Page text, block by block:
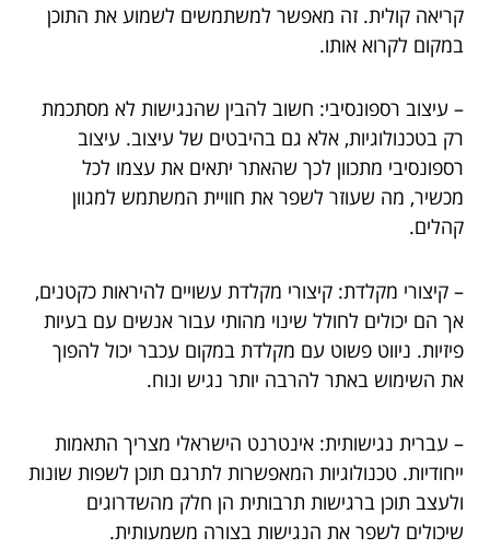
קריאה קולית. זה מאפשר למשתמשים לשמוע את התוכן
במקום לקרוא אותו.
– עיצוב רספונסיבי: חשוב להבין שהנגישות לא מסתכמת
רק בטכנולוגיות, אלא גם בהיבטים של עיצוב. עיצוב
רספונסיבי מתכוון לכך שהאתר יתאים את עצמו לכל
מכשיר, מה שעוזר לשפר את חוויית המשתמש למגוון
קהלים.
– קיצורי מקלדת: קיצורי מקלדת עשויים להיראות כקטנים,
אך הם יכולים לחולל שינוי מהותי עבור אנשים עם בעיות
פיזיות. ניווט פשוט עם מקלדת במקום עכבר יכול להפוך
את השימוש באתר להרבה יותר נגיש ונוח.
– עברית נגישותית: אינטרנט הישראלי מצריך התאמות
ייחודיות. טכנולוגיות המאפשרות לתרגם תוכן לשפות שונות
ולעצב תוכן ברגישות תרבותית הן חלק מהשדרוגים
שיכולים לשפר את הנגישות בצורה משמעותית.